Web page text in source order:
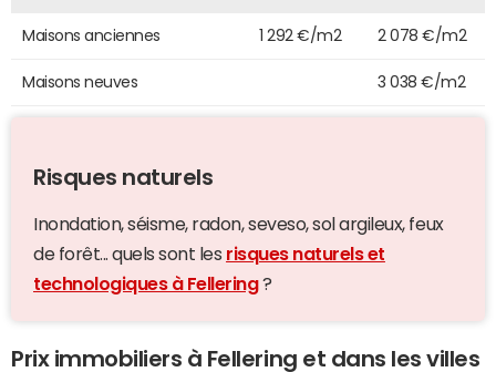
Maisons anciennes 1 292 €/m2 2 078 €/m2
Maisons neuves 3 038 €/m2
Risques naturels
Inondation, séisme, radon, seveso, sol argileux, feux
de forêt... quels sont les risques naturels et
technologiques à Fellering?
Prix immobiliers à Fellering et dans les villes